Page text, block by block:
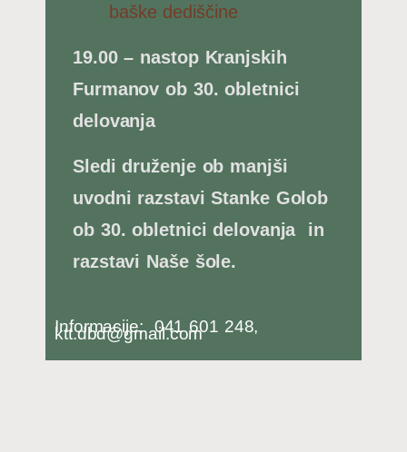
baške dediščine
19.00 – nastop Kranjskih
Furmanov ob 30. obletnici
delovanja
Sledi druženje ob manjši
uvodni razstavi Stanke Golob
ob 30. obletnici delovanja in
razstavi Naše šole.
Informacije: 041 601 248,
ktt.dbd@gmail.com